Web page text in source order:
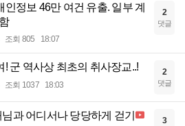
인정보 46만 여건 유출. 일부 계
조회 805 18:07
2
댓글
! 군 역사상 최초의 취사장교..!
조회 1037 18:03
2
댓글
과 어디서나 당당하게 걷기 3